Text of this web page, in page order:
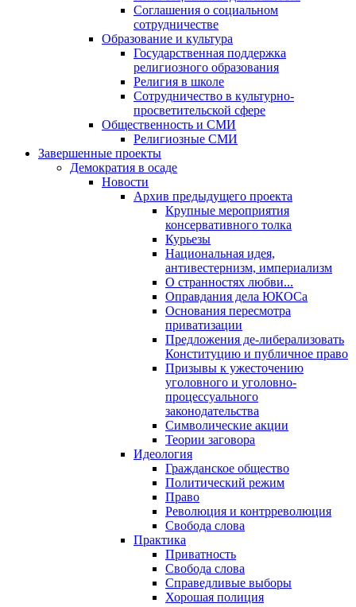
Соглашения о социальном
сотрудничестве
Образование и культура
Государственная поддержка
религиозного образования
Религия в школе
Сотрудничество в культурно-
просветительской сфере
Общественность и СМИ
Религиозные СМИ
Завершенные проекты
Демократия в осаде
Новости
Архив предыдущего проекта
Крупные мероприятия
консервативного толка
Курьезы
Национальная идея,
антивестернизм, империализм
О странностях любви...
Оправдания дела ЮКОСа
Основания пересмотра
приватизации
Предложения де-либерализовать
Конституцию и публичное право
Призывы к ужесточению
уголовного и уголовно-
процессуального
законодательства
Символические акции
Теории заговора
Идеология
Гражданское общество
Политический режим
Право
Революция и контрреволюция
Свобода слова
Практика
Приватность
Свобода слова
Справедливые выборы
Хорошая полиция